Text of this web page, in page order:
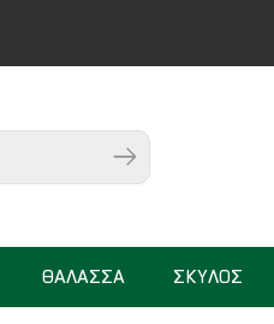
ΘΑΛΑΣΣΑ ΣΚΥΛΟΣ